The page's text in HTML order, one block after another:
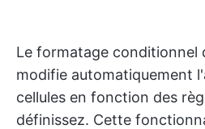
Le formatage conditionnel
modifie automatiquement
cellules en fonction des
définissez. Cette